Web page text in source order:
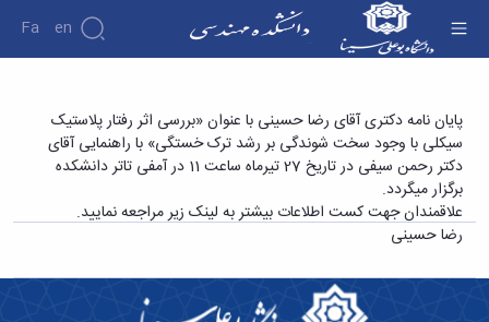
Fa En
دانشکده
درباره
دانشکده
تاریخچه
ریاست
دانشکده
آلبوم
پژوهش
نشریات
پایان نامه دکتری آقای رضا حسینی با عنوان
«بررسی اثر رفتار پلاستیک سیکلی با وجود سخت
شوندگی بر رشد ترک خستگی» - دانشکده فنی و
مهندسی
پایان نامه دکتری آقای رضا حسینی با عنوان «بررسی اثر رفتار پلاستیک
سیکلی با وجود سخت شوندگی بر رشد ترک خستگی» با راهنمایی آقای
دکتر رحمن سیفی در تاریخ 27 تیرماه ساعت 11 در آمفی تاتر دانشکده
برگزار میگردد.
علاقمندان جهت کست اطلاعات بیشتر به لینک زیر مراجعه نمایید.
رضا حسینی